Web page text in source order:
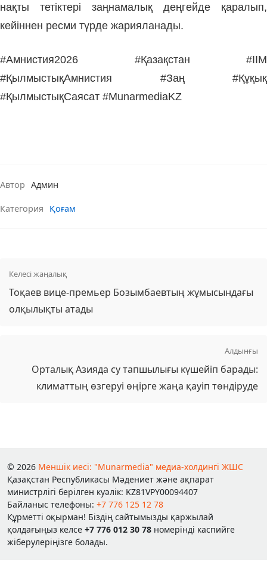
нақты тетіктері заңнамалық деңгейде қаралып,
кейіннен ресми түрде жарияланады.
#Амнистия2026 #Қазақстан #ІІМ
#ҚылмыстықАмнистия #Заң #Құқық
#ҚылмыстықСаясат #MunarmediaKZ
Автор Админ
Категория Қоғам
Келесі жаңалық
Тоқаев вице-премьер Бозымбаевтың жұмысындағы
олқылықты атады
Алдынғы
Орталық Азияда су тапшылығы күшейіп барады:
климаттың өзгеруі өңірге жаңа қауіп төндіруде
© 2026 Меншік иесі: "Munarmedia" медиа-холдингі ЖШС
Қазақстан Республикасы Мәдениет және ақпарат
министрлігі берілген куәлік: KZ81VPY00094407
Байланыс телефоны: +7 776 125 12 78
Құрметті оқырман! Біздің сайтымызды қаржылай
қолдағыңыз келсе +7 776 012 30 78 номерінді каспийге
жіберулеріңізге болады.